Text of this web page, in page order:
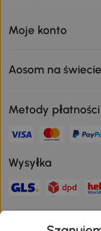
Moje konto
Aosom na świecie
Metody płatności
Wysyłka